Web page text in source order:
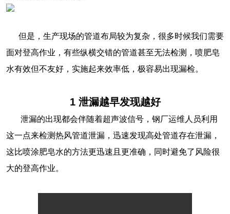
但是，生产现场的管道布局较为复杂，很多时候我们需要
面对登高作业，有些纵横交错的管道甚至无法检测，喷肥皂
水有效但不友好，实施起来效率低，极容易出现漏检。
1 泄漏越早发现越好
泄漏的出现都会伴随着超声波信号，钢厂运维人员利用
这一点来检测热风管道泄漏，迅速发现高处管道存在泄漏，
这比喷涂肥皂水的方法更迅速且更准确，同时避免了风险很
大的登高作业。